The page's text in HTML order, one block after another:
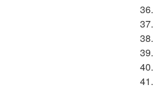
36.
37.
38.
39.
40.
41.